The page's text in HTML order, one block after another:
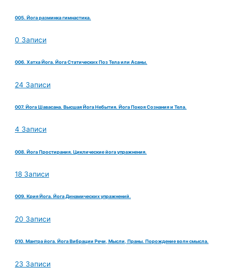
005. Йога разминка гимнастика.
0 Записи
006. Хатха Йога. Йога Статических Поз Тела или Асаны.
24 Записи
007. Йога Шавасана. Высшая Йога Небытия. Йога Покоя Сознания и Тела.
4 Записи
008. Йога Простирания. Циклические йога упражнения.
18 Записи
009. Крия Йога. Йога Динамических упражнений.
20 Записи
010. Мантра йога. Йога Вибрации Речи, Мысли, Праны. Порождение волн смысла.
23 Записи